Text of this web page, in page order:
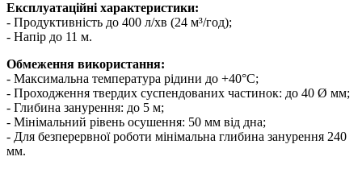
Експлуатаційні характеристики:
- Продуктивність до 400 л/хв (24 м³/год);
- Напір до 11 м.
Обмеження використання:
- Максимальна температура рідини до +40°C;
- Проходження твердих суспендованих частинок: до 40 Ø мм;
- Глибина занурення: до 5 м;
- Мінімальний рівень осушення: 50 мм від дна;
- Для безперервної роботи мінімальна глибина занурення 240
мм.